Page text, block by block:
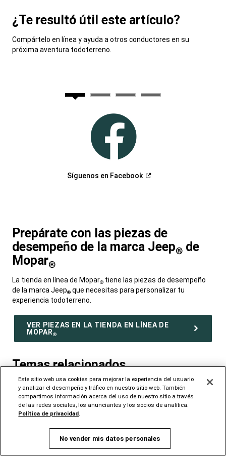
¿Te resultó útil este artículo?
Compártelo en línea y ayuda a otros conductores en su
próxima aventura todoterreno.
Síguenos en Facebook
(Abrir
Prepárate con las piezas de
desempeño de la marca Jeep® de
Mopar®
La tienda en línea de Mopar® tiene las piezas de desempeño
de la marca Jeep® que necesitas para personalizar tu
experiencia todoterreno.
VER PIEZAS EN LA TIENDA EN LÍNEA DE
MOPAR®
Temas relacionados
¿Quieres conocer más? Explora otros artículos de la marca
Jeep®.
Este sitio web usa cookies para mejorar la experiencia del usuario
y analizar el desempeño y tráfico en nuestro sitio web. También
compartimos información acerca del uso de nuestro sitio a través
de las redes sociales, los anunciantes y los socios de analítica.
Política de privacidad.
No vender mis datos personales